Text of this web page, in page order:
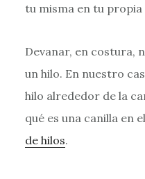
tu misma en tu propia
Devanar, en costura,
un hilo. En nuestro
hilo alrededor de la
qué es una canilla en
de hilos.